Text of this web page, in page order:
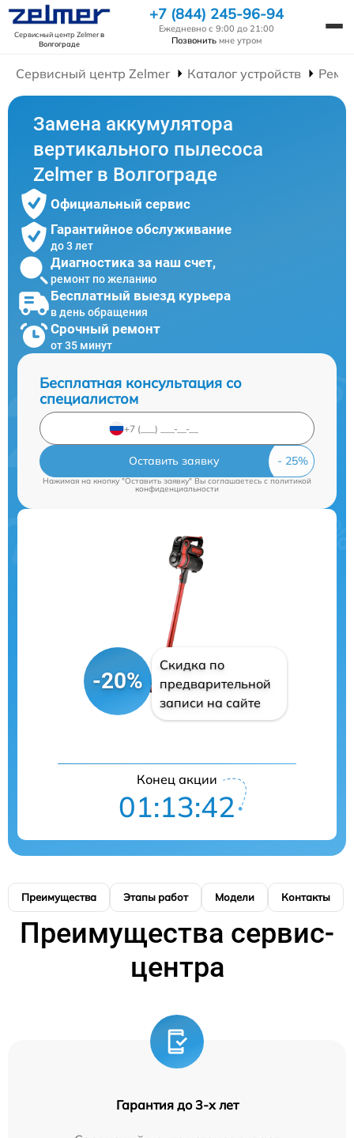
Сервисный центр Zelmerв
Волгограде
+7 (844) 245-96-94
Ежедневно с 9:00 до 21:00
Позвонить мне утром
Сервисный центр Zelmer Каталог устройств
Замена аккумулятора
вертикального пылесоса
Zelmer в Волгограде
Официальный сервис
Гарантийное обслуживание
до 3 лет
Диагностика за наш счет,
ремонт по желанию
Бесплатный выезд курьера
в день обращения
Срочный ремонт
от 35 минут
Бесплатная консультация со
специалистом
Оставить заявку
Нажимая на кнопку "Оставить заявку" Вы соглашаетесь c политикой
конфиденциальности
-20%
Скидка по
предварительной
записи на сайте
Конец акции
01:13:41
Преимущества Этапы работ Модели Контакты
Преимущества сервис-
центра
Гарантия до 3-х лет